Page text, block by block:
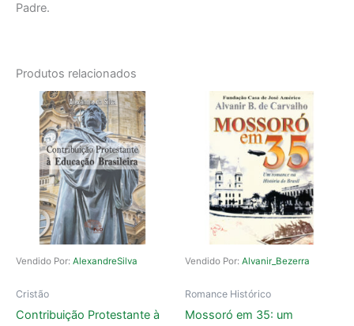
Padre.
Produtos relacionados
Vendido Por: AlexandreSilva
Cristão
Contribuição Protestante à
Vendido Por: Alvanir_Bezerra
Romance Histórico
Mossoró em 35: um